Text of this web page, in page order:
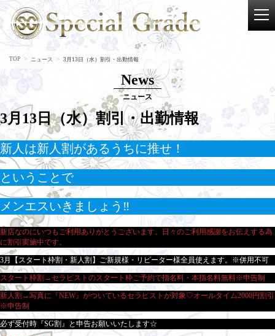
TOP ニュース 3月13日（水）割引・出勤情報
News
ニュース
3月13日（水）割引・出勤情報
新人は新人割があるうちに推せ！
ということで
メンエスいきましょう‼
新店なのにいつもご利用ありがとうございます。日々のご利用感謝をお伝えする為
に割引実施中です。
3月【スタート枠割・新人割】ご新規様・リピーター様全員使えます。※併用不可
スタート枠割→セラピストのスタート枠ご予約で指名料・本指名料無料※申告制
新人割→写真に『NEW』がついているセラピストが対象♡オールタイム2000円割引
※申告制
必ず受付時『SG割』と申告お願いいたします☆